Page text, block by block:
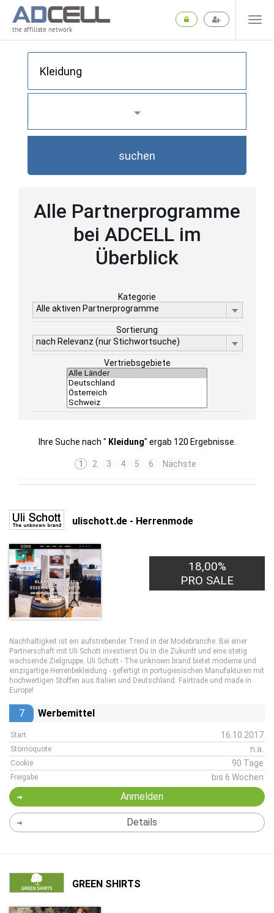
the affiliate network
suchen
Alle Partnerprogramme
bei ADCELL im
Überblick
Kategorie
Alle aktiven Partnerprogramme
Sortierung
nach Relevanz (nur Stichwortsuche)
Vertriebsgebiete
Ihre Suche nach " Kleidung" ergab 120 Ergebnisse.
1 2 3 4 5 6 Nächste
ulischott.de - Herrenmode
18,00%
PRO SALE
Nachhaltigkeit ist ein aufstrebender Trend in der Modebranche. Bei einer
Partnerschaft mit Uli Schott investierst Du in die Zukunft und eine stetig
wachsende Zielgruppe. Uli Schott - The unknown brand bietet moderne und
einzigartige Herrenbekleidung - gefertigt in portugiesischen Manufakturen mit
hochwertigen Stoffen aus Italien und Deutschland. Fairtrade und made in
Europe!
7 Werbemittel
Start 16.10.2017
Stornoquote n.a.
Cookie 90 Tage
Freigabe bis 6 Wochen
Anmelden
Details
GREEN SHIRTS